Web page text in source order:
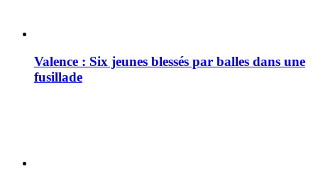
Valence : Six jeunes blessés par balles dans une
fusillade